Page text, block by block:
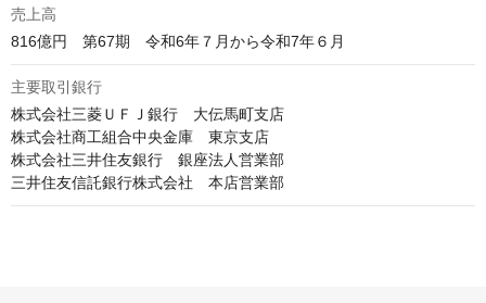
売上高
816億円　第67期　令和6年７月から令和7年６月
主要取引銀行
株式会社三菱ＵＦＪ銀行　大伝馬町支店
株式会社商工組合中央金庫　東京支店
株式会社三井住友銀行　銀座法人営業部
三井住友信託銀行株式会社　本店営業部